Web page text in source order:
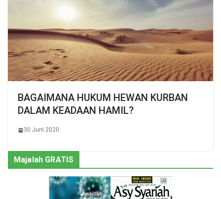
BAGAIMANA HUKUM HEWAN KURBAN
DALAM KEADAAN HAMIL?
30 Juni 2020
Majalah GRATIS